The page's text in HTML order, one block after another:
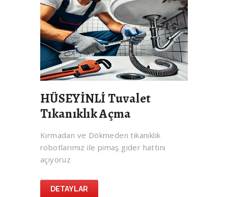
HÜSEYİNLİ Tuvalet
Tıkanıklık Açma
Kırmadan ve Dökmeden tıkanıklık
robotlarımız ile pimaş gider hattını
açıyoruz
DETAYLAR